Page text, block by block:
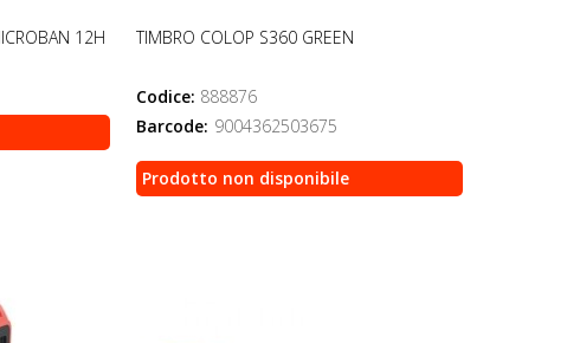
12H TIMBRO COLOP S360 GREEN
Codice: 888876
Barcode: 9004362503675
Prodotto non disponibile